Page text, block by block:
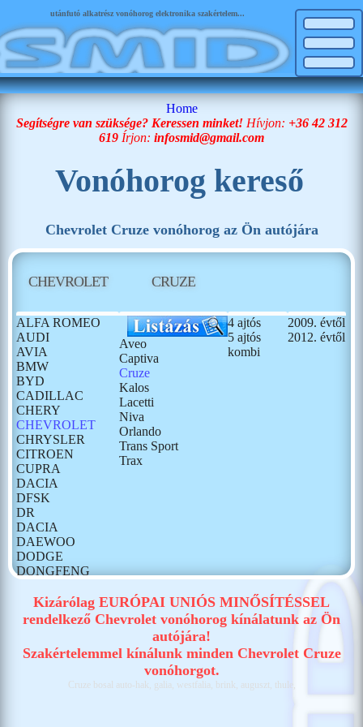
utánfutó alkatrész vonóhorog elektronika szakértelem...
Home
Segítségre van szüksége? Keressen minket! Hívjon: +36 42 312
619 Írjon: infosmid@gmail.com
Vonóhorog kereső
Chevrolet Cruze vonóhorog az Ön autójára
CHEVROLET CRUZE
ALFA ROMEO
AUDI
AVIA
BMW
BYD
CADILLAC
CHERY
CHEVROLET
CHRYSLER
CITROEN
CUPRA
DACIA
DFSK
DR
DACIA
DAEWOO
DODGE
DONGFENG
FORD
GONOW
HUMMER
Aveo
Captiva
Cruze
Kalos
Lacetti
Niva
Orlando
Trans Sport
Trax
4 ajtós
5 ajtós
kombi
2009. évtől
2012. évtől
Kizárólag EURÓPAI UNIÓS MINŐSÍTÉSSEL
rendelkező Chevrolet vonóhorog kínálatunk az Ön
autójára!
Szakértelemmel kínálunk minden Chevrolet Cruze
vonóhorgot.
Cruze bosal auto-hak, galia, westfalia, brink, auguszt, thule,